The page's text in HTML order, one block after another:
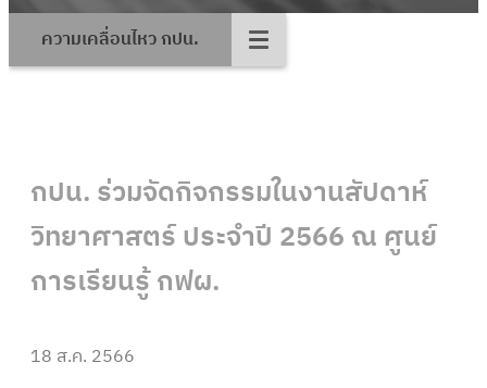
ความเคลื่อนไหว กปน.
กปน. ร่วมจัดกิจกรรมในงานสัปดาห์
วิทยาศาสตร์ ประจำปี 2566 ณ ศูนย์
การเรียนรู้ กฟผ.
18 ส.ค. 2566